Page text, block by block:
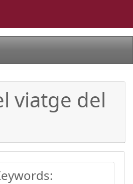
viatge del